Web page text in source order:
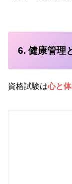
6. 健康管理
資格試験は心と